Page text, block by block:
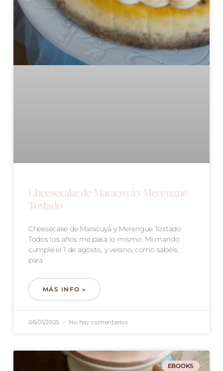
Cheesecake de Maracuyá y Merengue
Tostado
Cheesecake de Maracuyá y Merengue Tostado
Todos los años me pasa lo mismo. Mi marido
cumple el 1 de agosto, y verano, como sabéis,
para
MÁS INFO »
08/01/2025 No hay comentarios
EBOOKS